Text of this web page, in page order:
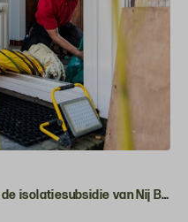
Informatieavond over de isolatiesubsidie van Nij Begun